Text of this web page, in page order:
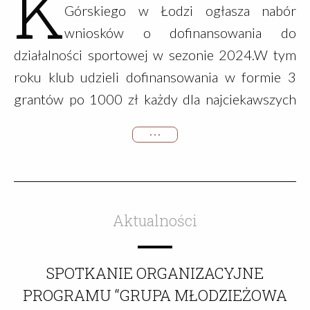
Górskiego w Łodzi ogłasza nabór
wniosków o dofinansowania do
działalności sportowej w sezonie 2024.W tym
roku klub udzieli dofinansowania w formie 3
grantów po 1000 zł każdy dla najciekawszych
zostać udzielone w następujących obszarach
bouldering, wspinaczka sportowa, taternictwo,
• • •
Aktualności
SPOTKANIE ORGANIZACYJNE
PROGRAMU “GRUPA MŁODZIEŻOWA